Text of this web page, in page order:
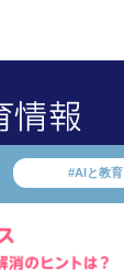
#AIと教育